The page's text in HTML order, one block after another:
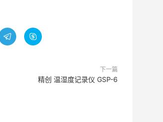
 
下一篇
精创 温湿度记录仪 GSP-6